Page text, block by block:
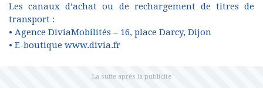
Les canaux d’achat ou de rechargement de titres de
transport :
• Agence DiviaMobilités – 16, place Darcy, Dijon
• E-boutique www.divia.fr